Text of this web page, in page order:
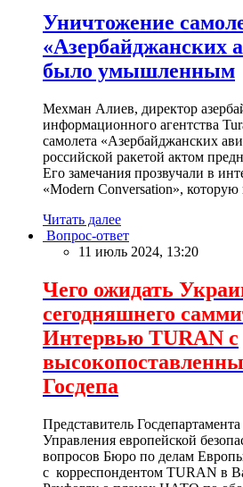
Уничтожение
«Азербайджанских
было умышленным
Мехман Алиев, директор
информационного агентства
самолета «Азербайджанских
российской ракетой актом
Его замечания прозвучали в
«Modern Conversation», которую
Читать далее
Вопрос-ответ
11 июль 2024, 13:20
Чего ожидать
сегодняшнего
Интервью TURAN с
Госдепа
Представитель
Управления европейской
вопросов Бюро по делам
с корреспондентом TURAN в